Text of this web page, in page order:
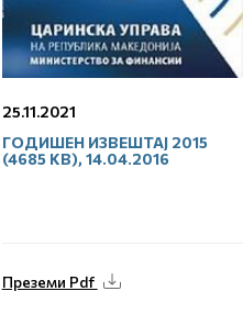
25.11.2021
ГОДИШЕН ИЗВЕШТАЈ 2015
(4685 KB), 14.04.2016
Преземи Pdf